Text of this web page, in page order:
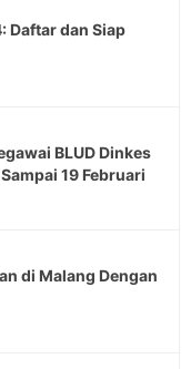
Daftar dan Siap
BLUD Dinkes
19 Februari
di Malang Dengan